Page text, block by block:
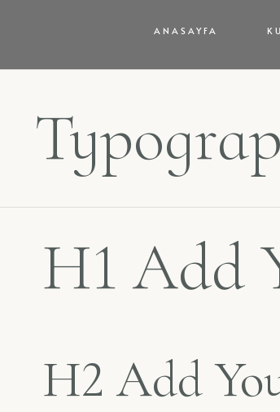
ANASAYFA
H1 Add
H2 Add